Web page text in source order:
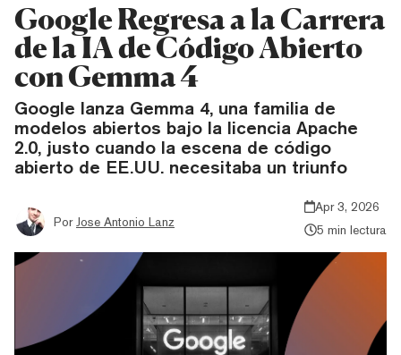
Google Regresa a la Carrera
de la IA de Código Abierto
con Gemma 4
Google lanza Gemma 4, una familia de
modelos abiertos bajo la licencia Apache
2.0, justo cuando la escena de código
abierto de EE.UU. necesitaba un triunfo
Por Jose Antonio Lanz
Apr 3, 2026
5 min lectura